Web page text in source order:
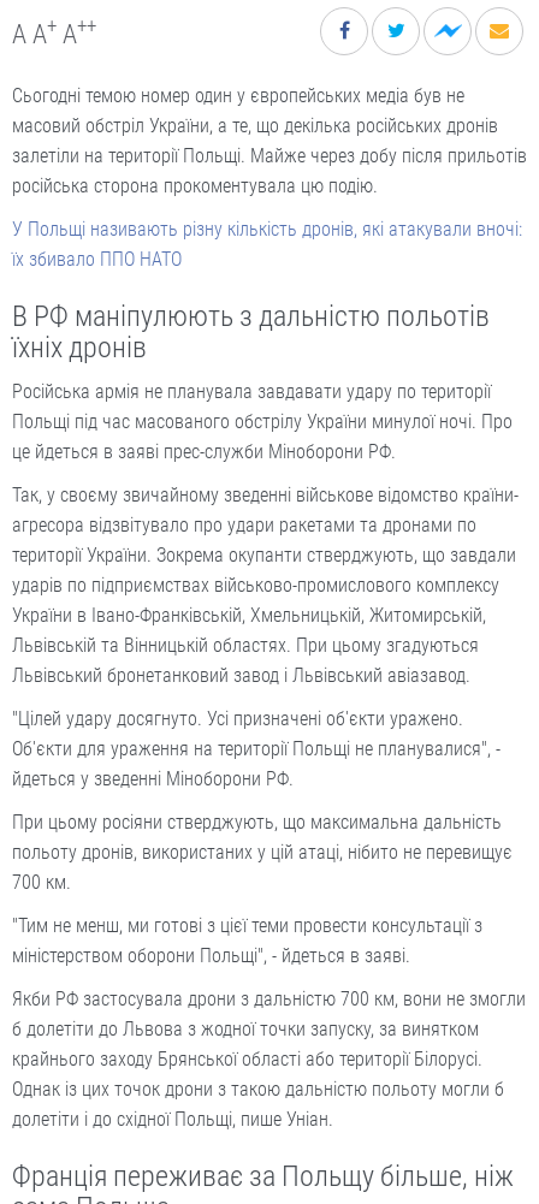
A A+ A++
Сьогодні темою номер один у європейських медіа був не
масовий обстріл України, а те, що декілька російських дронів
залетіли на території Польщі. Майже через добу після прильотів
російська сторона прокоментувала цю подію.
У Польщі називають різну кількість дронів, які атакували вночі:
їх збивало ППО НАТО
В РФ маніпулюють з дальністю польотів
їхніх дронів
Російська армія не планувала завдавати удару по території
Польщі під час масованого обстрілу України минулої ночі. Про
це йдеться в заяві прес-служби Міноборони РФ.
Так, у своєму звичайному зведенні військове відомство країни-
агресора відзвітувало про удари ракетами та дронами по
території України. Зокрема окупанти стверджують, що завдали
ударів по підприємствах військово-промислового комплексу
України в Івано-Франківській, Хмельницькій, Житомирській,
Львівській та Вінницькій областях. При цьому згадуються
Львівський бронетанковий завод і Львівський авіазавод.
"Цілей удару досягнуто. Усі призначені об'єкти уражено.
Об'єкти для ураження на території Польщі не планувалися", -
йдеться у зведенні Міноборони РФ.
При цьому росіяни стверджують, що максимальна дальність
польоту дронів, використаних у цій атаці, нібито не перевищує
700 км.
"Тим не менш, ми готові з цієї теми провести консультації з
міністерством оборони Польщі", - йдеться в заяві.
Якби РФ застосувала дрони з дальністю 700 км, вони не змогли
б долетіти до Львова з жодної точки запуску, за винятком
крайнього заходу Брянської області або території Білорусі.
Однак із цих точок дрони з такою дальністю польоту могли б
долетіти і до східної Польщі, пише Уніан.
Франція переживає за Польщу більше, ніж